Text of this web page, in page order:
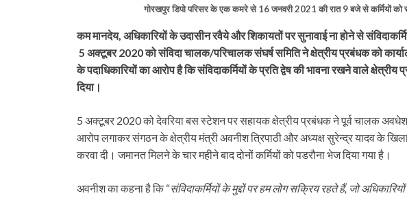
गोरखपुर डिपो परिसर के एक कमरे से 16 जनवरी 2021 की रात 9 बजे से कर्मियों को
कम मानदेय, अधिकारियों के उदासीन रवैये और शिकायतों पर सुनावाई ना होने से
5 अक्टूबर 2020 को संविदा चालक/परिचालक संघर्ष समिति ने क्षेत्रीय प्रबंधक को
के पदाधिकारियों का आरोप है कि संविदाकर्मियों के प्रति द्वेष की भावना रखने वाले
दिया।
5 अक्टूबर 2020 को देवरिया बस स्टेशन पर सहायक क्षेत्रीय प्रबंधक ने पूर्व चालक अवधेश
आरोप लगाकर संगठन के क्षेत्रीय मंत्री अवनीश त्रिपाठी और अध्यक्ष सुरेन्द्र यादव के
करवा दी। जमानत मिलने के चार महीने बाद दोनों कर्मियों को पडरौना भेज दिया गया है।
अवनीश का कहना है कि “संविदाकर्मियों के मुद्दों पर हम लोग सक्रिय रहते हैं, जो